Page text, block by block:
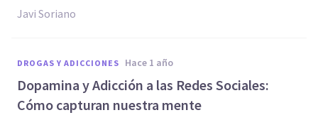
Javi Soriano
DROGAS Y ADICCIONES hace 1 año
Dopamina y Adicción a las Redes Sociales:
Cómo capturan nuestra mente